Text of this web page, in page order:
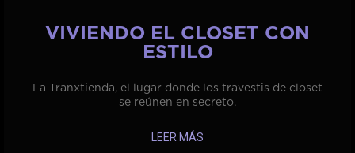
VIVIENDO EL CLOSET CON
ESTILO
La Tranxtienda, el lugar donde los travestis de closet
se reúnen en secreto.
LEER MÁS